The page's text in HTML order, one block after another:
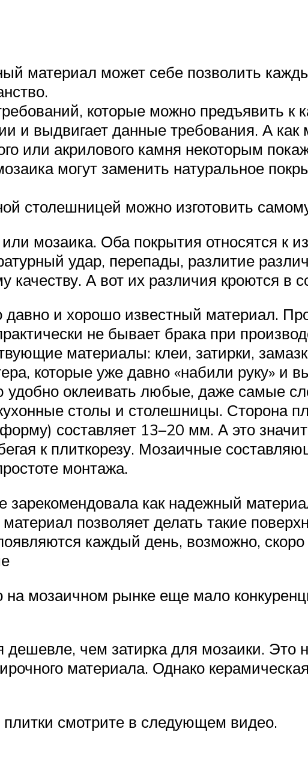
материал может себе позволить
которые можно предъявить к
и выдвигает данные требования. А
или акрилового камня некоторым
могут заменить натуральное
столешницей можно изготовить
мозаика. Оба покрытия относятся к
удар, перепады, разлитие
качеству. А вот их различия кроются в
давно и хорошо известный материал.
не бывает брака при
материалы: клеи, затирки,
которые уже давно «набили руку» и
оклеивать любые, даже самые
столы и столешницы. Сторона
составляет 13–20 мм. А это
к плиткорезу. Мозаичные
монтажа.
зарекомендовала как надежный
позволяет делать такие
каждый день, возможно,
мозаичном рынке еще мало
дешевле, чем затирка для мозаики.
материала. Однако
смотрите в следующем видео.